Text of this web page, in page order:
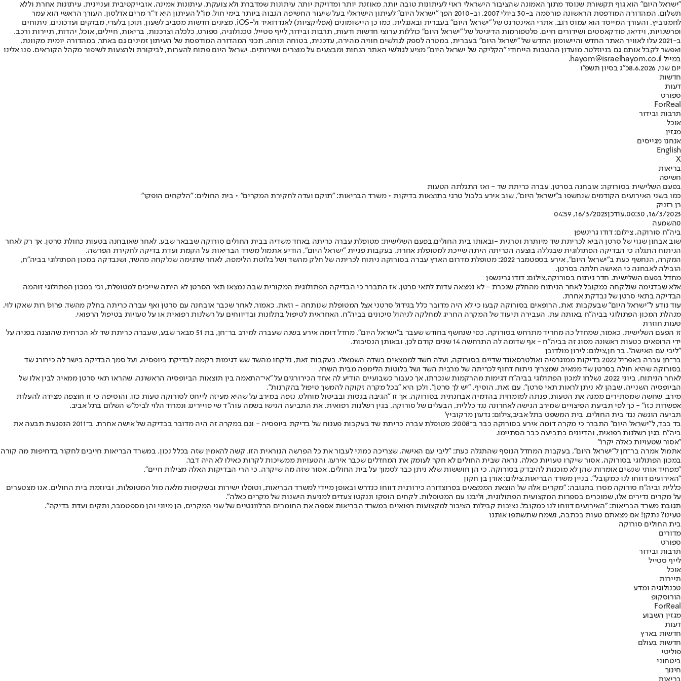
"ישראל היום" הוא גוף תקשורת שנוסד מתוך האמונה שהציבור הישראלי ראוי לעיתונות טובה יותר, מאוזנת יותר ומדויקת יותר. עיתונות שמדברת ולא צועקת. עיתונות אמינה, אובייקטיבית ועניינית. עיתונות אחרת וללא
תשלום. המהדורה המודפסת הראשונה פורסמה ב-30 ביולי 2007, וב-2010 הפך "ישראל היום" לעיתון הישראלי בעל שיעור החשיפה הגבוה ביותר בימי חול. מו"ל העיתון היא ד"ר מרים אדלסון. העורך הראשי הוא עמר
לחמנוביץ, והעורך המייסד הוא עמוס רגב. אתרי האינטרנט של "ישראל היום" בעברית ובאנגלית, כמו כן היישומונים (אפליקציות) לאנדרואיד ול-iOS, מציגים חדשות מסביב לשעון, תוכן בלעדי, מבזקים ועדכונים, ניתוחים
ופרשנויות, וידיאו, פודקאסטים ושידורים חיים. פלטפורמות הדיגיטל של "ישראל היום" כוללות ערוצי חדשות ודעות, תרבות ובידור, לייף סטייל, טכנולוגיה, ספורט, כלכלה וצרכנות, בריאות, חיילים, אוכל, יהדות, תיירות ורכב.
ב-2021 עלו לאוויר האתר החדש והיישומון החדש של "ישראל היום" בעברית, במטרה לספק לגולשים חוויה מהירה, עדכנית, בטוחה ונוחה. תכני המהדורה המודפסת של העיתון זמינים גם באתר, במהדורה יומית מקוונת,
ואפשר לקבל אותם גם בניוזלטר. מועדון ההטבות הייחודי "הקליקה של ישראל היום" מציע לגולשי האתר הנחות ומבצעים על מוצרים ושירותים. ישראל היום פתוח להערות, לביקורת ולהצעות לשיפור מקהל הקוראים. פנו אלינו
במייל hayom@israelhayom.co.il.
יום שני, 8.6.2026
כ"ג בסיון תשפ"ו
חדשות
דעות
ספורט
ForReal
תרבות ובידור
אוכל
מגזין
אנחנו מגייסים
English
X
בריאות
חשיפה
בפעם השלישית בסורוקה: אובחנה בסרטן, עברה כריתת שד - ואז התגלתה הטעות
כמו בשני האירועים הקודמים שנחשפו ב"ישראל היום", שוב אירע בלבול טרגי בתוצאות בדיקות • משרד הבריאות: "תוקם ועדה לחקירת המקרים" • בית החולים: "הלקחים הופקו"
רן רזניק
16/3/2023, 00:30
,עודכן16/3/2023, 04:59
0השמעה
ביה"ח סורוקה, צילום: דודו גרינשפן
שוב אבחון שגוי של סרטן הביא לכריתת שד מיותרת וטרגית -ובאותו בית החולים,בפעם השלישית: מטופלת עברה כריתה באחד משדיה בבית החולים סורוקה שבבאר שבע, לאחר שאובחנה בטעות כחולת סרטן, אך רק לאחר
הניתוח התגלה כי הבדיקה הפתולוגית שבגללה בוצעה הכריתה היתה שייכת למטופלת אחרת. בעקבות פניית "ישראל היום", הודיע אתמול משרד הבריאות על הקמת ועדת בדיקה לחקירת הפרשה.
המקרה, הנחשף כעת ב"ישראל היום", אירע בספטמבר 2022: מטופלת מדרום הארץ עברה בסורוקה ניתוח לכריתה של חלק מהשד ושל בלוטת הלימפה, לאחר שדגימה שנלקחה מהשד, ושנבדקה במכון הפתולוגי בביה"ח,
הובילה לאבחנה כי האישה חלתה בסרטן.
מחדל בפעם השלישית. חדר ניתוח בסורוקה,צילום: דודו גרינשפן
אלא שבדגימה שנלקחה כמקובל לאחר הניתוח מהחלק שנכרת - לא נמצאה עדות לתאי סרטן. אז התברר כי הבדיקה הפתולוגית המקורית שבה נמצאו תאי הסרטן לא היתה שייכים למטופלת, וכי במכון הפתולוגי זוהמה
הבדיקה בתאי סרטן של נבדקת אחרת.
עוד נודע ל"ישראל היום" שבעקבות זאת, הרופאים בסורוקה קבעו כי לא היה מדובר כלל בגידול סרטני אצל המטופלת שנותחה - וזאת, כאמור, לאחר שכבר אובחנה עם סרטן ואף עברה כריתה בחלק מהשד. פרופ' רות שאקו לוי,
מנהלת המכון הפתולוגי בביה"ח באותה עת, העבירה תיעוד של המקרה החריג למחלקה לניהול סיכונים בביה"ח, האחראית לטיפול בתלונות ובדיווחים על רשלנות רפואית או על טעויות בטיפול הרפואי.
טעות חוזרת
זו הפעם השלישית, כאמור, שמחדל כה מחריד מתרחש בסורוקה. כפי שנחשף בחודש שעבר ב"ישראל היום", מחדל דומה אירע בשנה שעברה למירב בר־חן, בת 51 מבאר שבע, שעברה כריתת שד לא הכרחית שהוצגה בפניה על
ידי הרופאים כטעות ראשונה מסוג זה בביה"ח - אף שדומה לה התרחשה 14 שנים קודם לכן, ובאותן הנסיבות.
"ליבי עם האישה". בר חן,צילום: לירון מולדובן
בר־חן עברה באפריל 2022 בדיקות ממוגרפיה ואולטרסאונד שדיים בסורוקה, ועלה חשד לממצאים בשדה השמאלי. בעקבות זאת, נלקחו מהשד שש דגימות רקמה לבדיקת ביופסיה, ועל סמך הבדיקה בישר לה כירורג שד
בסורוקה שהיא חולה בסרטן שד ממאיר, שמצריך ניתוח דחוף לכריתה של מרבית השד ושל בלוטות הלימפה מבית השחי.
לאחר הניתוח, ביוני 2022, נשלחו למכון הפתולוגי בביה"ח דגימות מהרקמות שנכרתו, אך כעבור כשבועיים הודיע לה אחד הכירורגים על "אי־התאמה בין תוצאות הביופסיה הראשונה, שהראו תאי סרטן ממאיר, לבין אלו של
הביופסיה השנייה, שבהן לא ניתן לראות תאי סרטן". עם זאת, הוסיף, "יש לך סרטן", ולכן היא "בכל מקרה זקוקה להמשך טיפול בהקרנות".
מירב, שחשה שמסתירים ממנה את הטעות, פנתה למומחית בהדמיה אבחנתית בסורוקה. אך זו "הגיבה בגסות ובביטול מוחלט, נזפה במירב על שהיא מעיזה לייחס לסורוקה טעות כזו, והוסיפה כי זו חוצפה מצידה להעלות
אפשרות כזו" - כך לפי תביעת הפיצויים שמירב הגישה לאחרונה נגד כללית, הבעלים של סורוקה, בגין רשלנות רפואית. את התביעה הגישו בשמה עוה"ד שי פויירינג ונמרוד הלוי לבימ"ש השלום בתל אביב.
תביעה הוגשה נגד בית החולים. בית המשפט בתל אביב,צילום: גדעון מרקוביץ'
בד בבד, ל"ישראל היום" התברר כי מקרה דומה אירע בסורוקה כבר ב־2008: מטופלת עברה כריתת שד בעקבות פענוח של בדיקת ביופסיה - וגם במקרה זה היה מדובר בבדיקה של אישה אחרת. ב־2011 הנפגעת תבעה את
ביה"ח בגין רשלנות רפואית, והדיונים בתביעה כבר הסתיימו.
"אסור שטעויות כאלה יקרו"
אתמול אמרה בר־חן ל"ישראל היום", בעקבות המחדל הנוסף שהתגלה כעת: "ליבי עם האישה, שצריכה כמוני לעבור את כל הפרשה הנוראית הזו. קשה להאמין שזה בכלל נכון. במשרד הבריאות חייבים לחקור בדחיפות מה קורה
במכון הפתולוגי בסורוקה. אסור שיקרו טעויות כאלה. נראה שבית החולים לא חקר לעומק את המחדלים שכבר אירעו, והטעויות ממשיכות לקרות כאילו לא היה דבר.
"מפחיד אותי שנשים אומרות שהן לא מוכנות להיבדק בסורוקה, כי הן חוששות שלא ניתן כבר לסמוך על בית החולים. אסור שזה מה שיקרה, כי הרי הבדיקות האלה מצילות חיים".
"האירועים דווחו לנו כמקובל". בניין משרד הבריאות,צילום: אורן בן חקון
כללית וביה"ח סורוקה מסרו בתגובה: "מקרים אלה של הוצאת הממצאים בפרוצדורה כירורגית דווחו כנדרש ובאופן מיידי למשרד הבריאות, וטופלו ישירות ובשקיפות מלאה מול המטופלות, וביוזמת בית החולים. אנו מצטערים
על מקרים נדירים אלו, שמוכרים בספרות המקצועית הפתולוגית, וליבנו עם המטופלות. לקחים הופקו וננקטו צעדים למניעת הישנות של מקרים כאלה".
תגובת משרד הבריאות: "האירועים דווחו לנו כמקובל. נציבות קבילות הציבור למקצועות רפואיים במשרד הבריאות אספה את החומרים הרלוונטיים של שני המקרים, הן מיוני והן מספטמבר, ותקים ועדת בדיקה".
טעינו? נתקן! אם מצאתם טעות בכתבה, נשמח שתשתפו אותנו
בית החולים סורוקה
מדורים
ספורט
תרבות ובידור
לייף סטייל
אוכל
תיירות
טכנולוגיה ומדע
הורוסקופ
ForReal
מגזין השבוע
דעות
חדשות בארץ
חדשות בעולם
פוליטי
ביטחוני
חינוך